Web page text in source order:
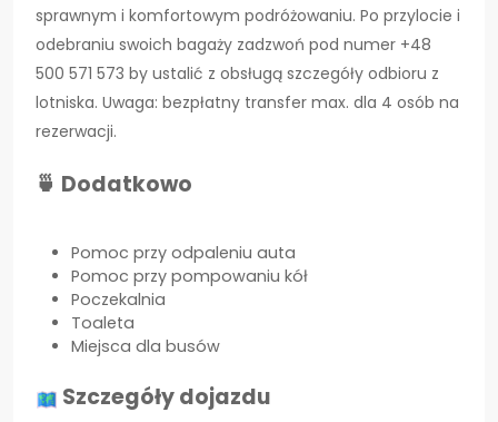
sprawnym i komfortowym podróżowaniu. Po przylocie i
odebraniu swoich bagaży zadzwoń pod numer +48
500 571 573 by ustalić z obsługą szczegóły odbioru z
lotniska. Uwaga: bezpłatny transfer max. dla 4 osób na
rezerwacji.
🍵 Dodatkowo
Pomoc przy odpaleniu auta
Pomoc przy pompowaniu kół
Poczekalnia
Toaleta
Miejsca dla busów
Szczegóły dojazdu